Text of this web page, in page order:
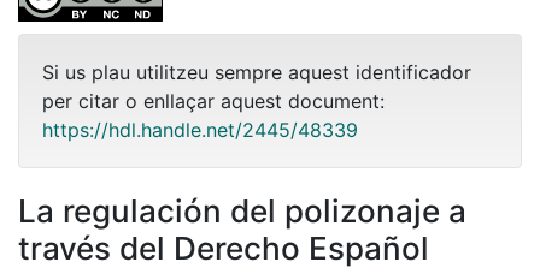
Si us plau utilitzeu sempre aquest identificador
per citar o enllaçar aquest document:
https://hdl.handle.net/2445/48339
La regulación del polizonaje a
través del Derecho Español